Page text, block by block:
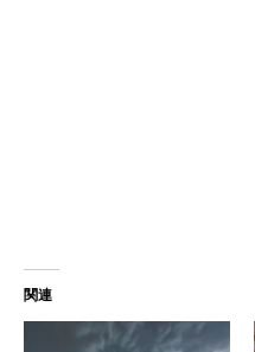
関連